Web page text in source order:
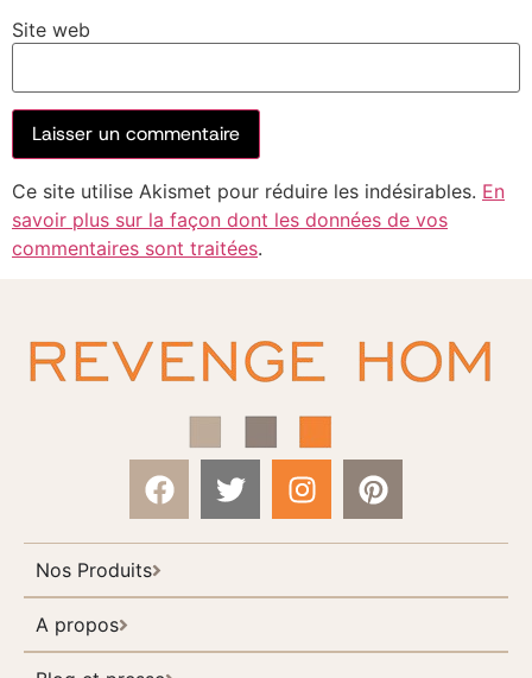
Site web
Ce site utilise Akismet pour réduire les indésirables. En
savoir plus sur la façon dont les données de vos
commentaires sont traitées.
Nos Produits
A propos